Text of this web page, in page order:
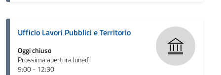
Ufficio Lavori Pubblici e Territorio
Oggi chiuso
Prossima apertura lunedì
9:00 - 12:30